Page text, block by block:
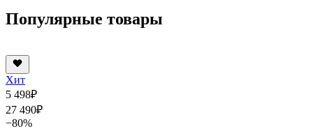
Популярные товары
Хит
5 498₽
27 490₽
−80%